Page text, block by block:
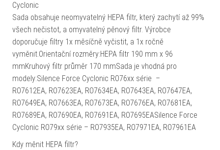
Cyclonic
Sada obsahuje neomyvatelný HEPA filtr, který zachytí až 99%
všech nečistot, a omyvatelný pěnový filtr. Výrobce
doporučuje filtry 1x měsíčně vyčistit, a 1x ročně
vyměnit.Orientační rozměry:HEPA filtr 190 mm x 96
mmKruhový filtr průměr 170 mmSada je vhodná pro
modely:Silence Force Cyclonic RO76xx série –
RO7612EA, RO7623EA, RO7634EA, RO7643EA, RO7647EA,
RO7649EA, RO7663EA, RO7673EA, RO7676EA, RO7681EA,
RO7689EA, RO7690EA, RO7691EA, RO7695EASilence Force
Cyclonic RO79xx série – RO7935EA, RO7971EA, RO7961EA
Kdy měnit HEPA filtr?